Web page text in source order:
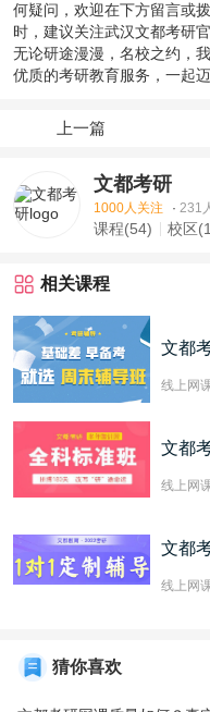
何疑问，欢迎在下方留言或
时，建议关注武汉文都考研
无论研途漫漫，名校之约，
优质的考研教育服务，一起
上一篇
文都考研
1000人关注 · 231
课程(54) 校区
相关课程
文都
线上网
文都
线上网
文都
线上网
猜你喜欢